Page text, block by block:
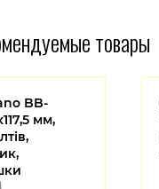
товары
BB-
мм,